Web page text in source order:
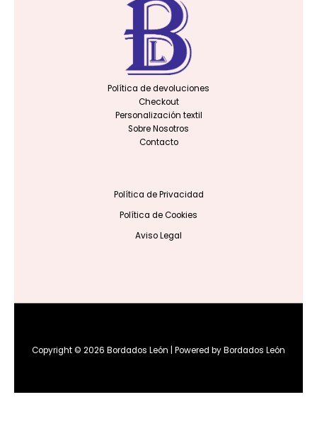
Política de devoluciones
Checkout
Personalización textil
Sobre Nosotros
Contacto
Política de Privacidad
Política de Cookies
Aviso Legal
Copyright © 2026 Bordados León | Powered by Bordados León